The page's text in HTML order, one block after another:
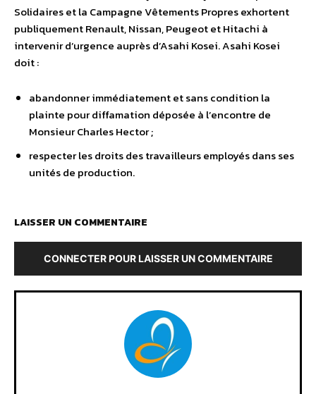
Solidaires et la Campagne Vêtements Propres exhortent
publiquement Renault, Nissan, Peugeot et Hitachi à
intervenir d’urgence auprès d’Asahi Kosei. Asahi Kosei
doit :
abandonner immédiatement et sans condition la
plainte pour diffamation déposée à l’encontre de
Monsieur Charles Hector ;
respecter les droits des travailleurs employés dans ses
unités de production.
LAISSER UN COMMENTAIRE
CONNECTER POUR LAISSER UN COMMENTAIRE